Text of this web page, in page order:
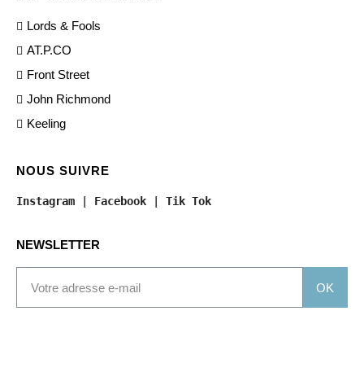
Lords & Fools
AT.P.CO
Front Street
John Richmond
Keeling
NOUS SUIVRE
Instagram Facebook Tik Tok
NEWSLETTER
OK